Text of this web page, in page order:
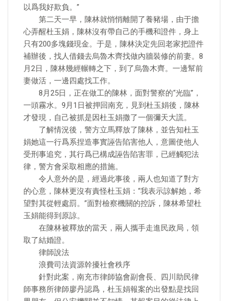
以爲我好欺負。”
第二天一早，陳林就悄悄離開了養豬場，由于擔
心弄醒杜玉娟，陳林沒有帶自己的手機和證件，身上
只有200多塊錢現金。于是，陳林決定先回老家把證件
補辦後，找人借錢去烏魯木齊找做內牆裝修的前妻。8
月2日，陳林幾經輾轉之下，到了烏魯木齊。一邊幫前
妻做活，一邊四處找工作。
8月25日，正在做工的陳林，面對警察的“光臨”，
一頭霧水。9月1日被押回南充，見到杜玉娟後，陳林
才發現，自己被抓是因杜玉娟撒了一個彌天大謊。
了解情況後，警方立馬釋放了陳林，並告知杜玉
娟她這一行爲系捏造事實誣告陷害他人，意圖使他人
受刑事追究，其行爲已構成誣告陷害罪，已經觸犯法
律，警方會采取相應的措施。
令人意外的是，經過此事後，兩人也知道了對方
的心意，陳林更沒有責怪杜玉娟：“我表示諒解她，希
望對其從輕處罰。”面對檢察機關的控訴，陳林希望杜
玉娟能得到原諒。
在陳林被釋放的當天，兩人攜手走進民政局，領
取了結婚證。
律師說法
浪費司法資源幹擾社會秩序
針對此案，南充市律師協會副會長、四川助民律
師事務所律師廖丹認爲，杜玉娟報案的出發點是找回